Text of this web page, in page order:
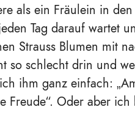
als ein Fräulein in
Tag darauf wartet
Strauss Blumen mit
so schlecht drin und
ihm ganz einfach:
Freude“. Oder aber